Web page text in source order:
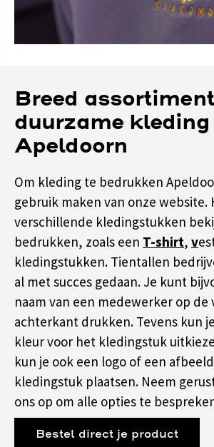
Breed
duurzame kleding
Apeldoorn
Om kleding te bedrukken
gebruik maken van onze website.
verschillende kledingstukken
bedrukken, zoals een T-shirt, v
kledingstukken. Tientallen
al met succes gedaan. Je kunt
naam van een medewerker op de
achterkant drukken. Tevens kun
kleur voor het kledingstuk
kun je ook een logo of een
kledingstuk plaatsen. Neem
ons op om alle opties te
Bestel direct je product